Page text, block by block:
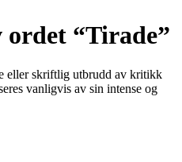
ordet “Tirade”
eller skriftlig utbrudd av kritikk
vanligvis av sin intense og